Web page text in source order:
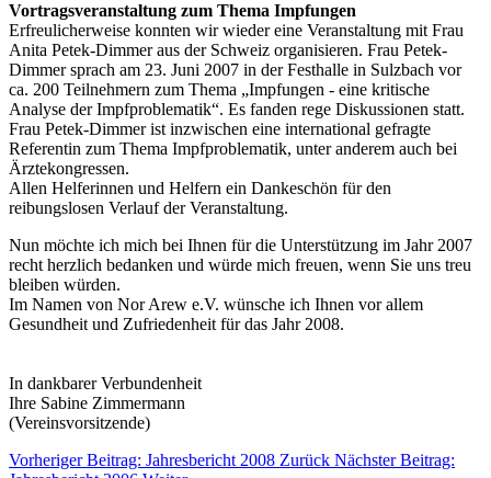
Vortragsveranstaltung zum Thema Impfungen
Erfreulicherweise konnten wir wieder eine Veranstaltung mit Frau
Anita Petek-Dimmer aus der Schweiz organisieren. Frau Petek-
Dimmer sprach am 23. Juni 2007 in der Festhalle in Sulzbach vor
ca. 200 Teilnehmern zum Thema „Impfungen - eine kritische
Analyse der Impfproblematik“. Es fanden rege Diskussionen statt.
Frau Petek-Dimmer ist inzwischen eine international gefragte
Referentin zum Thema Impfproblematik, unter anderem auch bei
Ärztekongressen.
Allen Helferinnen und Helfern ein Dankeschön für den
reibungslosen Verlauf der Veranstaltung.
Nun möchte ich mich bei Ihnen für die Unterstützung im Jahr 2007
recht herzlich bedanken und würde mich freuen, wenn Sie uns treu
bleiben würden.
Im Namen von Nor Arew e.V. wünsche ich Ihnen vor allem
Gesundheit und Zufriedenheit für das Jahr 2008.
In dankbarer Verbundenheit
Ihre Sabine Zimmermann
(Vereinsvorsitzende)
Vorheriger Beitrag: Jahresbericht 2008 Zurück Nächster Beitrag: